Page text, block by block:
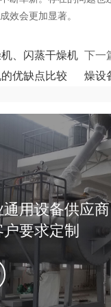
效会更加显著。
、闪蒸干燥机
优缺点比较
下一
燥设
用设备供应商
要求定制